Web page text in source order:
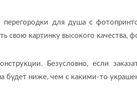
перегородки для душа с
свою картинку высокого качества,
Безусловно, если
будет ниже, чем с какими-то